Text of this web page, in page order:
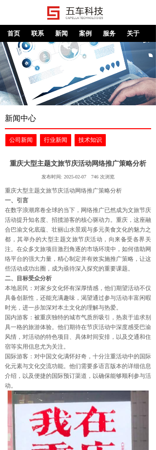
首页 联系 新闻 案例 服务 关于
新闻中心
公司新闻 行业新闻 技术知识
重庆大型主题文旅节庆活动网络推广策略分析
发布时间: 2025-02-07 746 次浏览
重庆大型主题文旅节庆活动网络推广策略分析
一、引言
在数字浪潮席卷全球的当下，网络推广已然成为文旅节庆
活动提升知名度、招揽游客的核心驱动力。重庆，这座融
合巴渝文化底蕴、壮丽山水景观与多元美食文化的魅力之
都，其举办的大型主题文旅节庆活动，向来备受各界关
注。在众多文旅项目激烈角逐的市场环境中，如何借助网
络平台的强大力量，精心制定并有效实施推广策略，让这
些活动成功出圈，成为亟待深入探究的重要课题。
二、目标受众分析
本地居民：对家乡文化怀有深厚情感，他们期望活动不仅
具备创新性，还能充满趣味，渴望通过参与活动丰富闲暇
时光，进一步加深对本土文化的理解与热爱。
国内游客：被重庆独特的城市气质所吸引，热衷于追求别
具一格的旅游体验。他们期待在节庆活动中深度感受巴渝
风情，对活动的特色项目、具体时间安排，以及交通和住
宿等实用信息尤为关注。
国际游客：对中国文化满怀好奇，十分注重活动中的国际
化元素与文化交流功能。他们需要多语言版本的详细信息
介绍，以及便捷的国际预订渠道，以确保能够顺利参与活
动。